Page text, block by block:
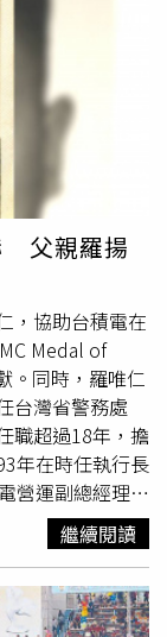
程的開發推進
其中有約70％
灣、美國、日本
供應商可以深化
在需提前2年與
台積前3季在
上市公司前10
第3季合併財報
元，但該廠上半
僅0.41億元，
年前的獲利
廠第3季淨利
電力系統故
認列損失。但台
產生下跌壓
重因素影響，仍
父親羅揚
，協助台積電在
Medal of
。同時，羅唯仁
台灣省警務處
職超過18年，擔
年在時任執行長
營運副總經理，
台積電在10奈
積經驗，每代製
隊」，不僅日
繼續閱讀